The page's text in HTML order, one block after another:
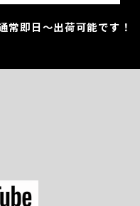
即日～出荷可能です！